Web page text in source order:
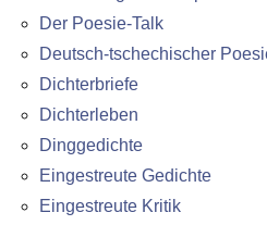
Der Poesie-Talk
Deutsch-tschechischer
Dichterbriefe
Dichterleben
Dinggedichte
Eingestreute Gedichte
Eingestreute Kritik